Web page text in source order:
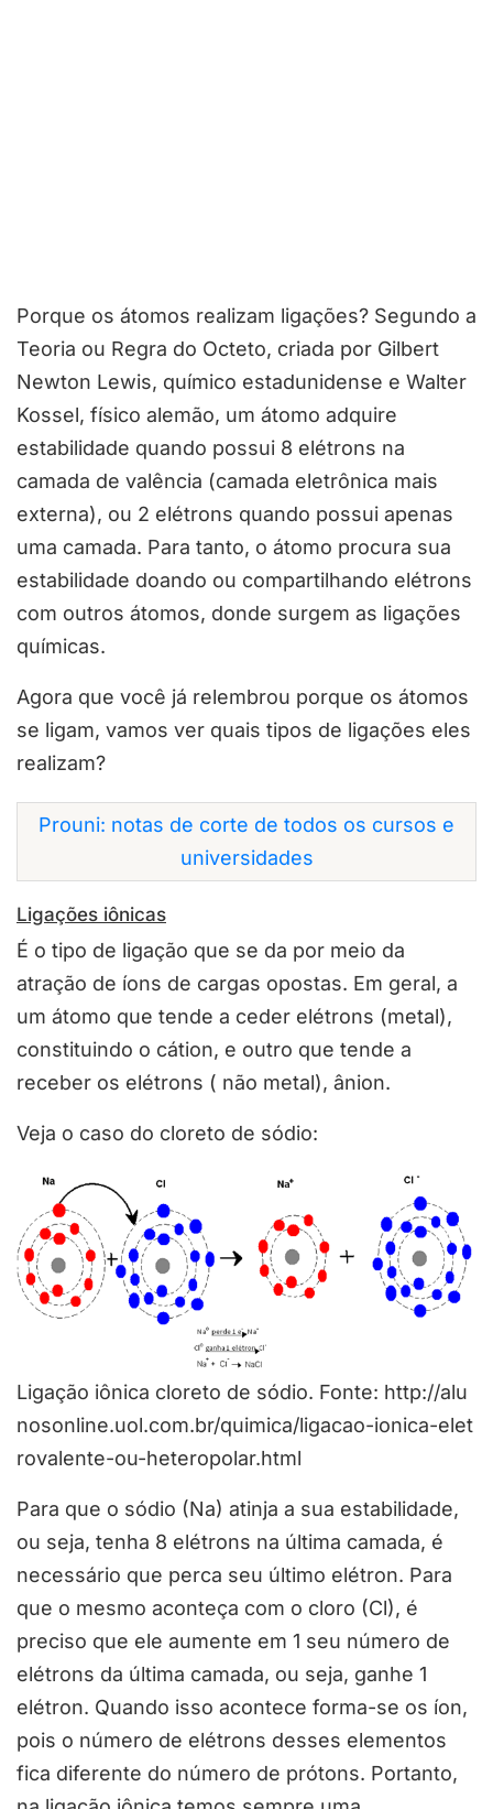
Porque os átomos realizam ligações? Segundo a
Teoria ou Regra do Octeto, criada por Gilbert
Newton Lewis, químico estadunidense e Walter
Kossel, físico alemão, um átomo adquire
estabilidade quando possui 8 elétrons na
camada de valência (camada eletrônica mais
externa), ou 2 elétrons quando possui apenas
uma camada. Para tanto, o átomo procura sua
estabilidade doando ou compartilhando elétrons
com outros átomos, donde surgem as ligações
químicas.
Agora que você já relembrou porque os átomos
se ligam, vamos ver quais tipos de ligações eles
realizam?
Prouni: notas de corte de todos os cursos e
universidades
Ligações iônicas
É o tipo de ligação que se da por meio da
atração de íons de cargas opostas. Em geral, a
um átomo que tende a ceder elétrons (metal),
constituindo o cátion, e outro que tende a
receber os elétrons ( não metal), ânion.
Veja o caso do cloreto de sódio:
Ligação iônica cloreto de sódio. Fonte: http://alu
nosonline.uol.com.br/quimica/ligacao-ionica-elet
rovalente-ou-heteropolar.html
Para que o sódio (Na) atinja a sua estabilidade,
ou seja, tenha 8 elétrons na última camada, é
necessário que perca seu último elétron. Para
que o mesmo aconteça com o cloro (Cl), é
preciso que ele aumente em 1 seu número de
elétrons da última camada, ou seja, ganhe 1
elétron. Quando isso acontece forma-se os íon,
pois o número de elétrons desses elementos
fica diferente do número de prótons. Portanto,